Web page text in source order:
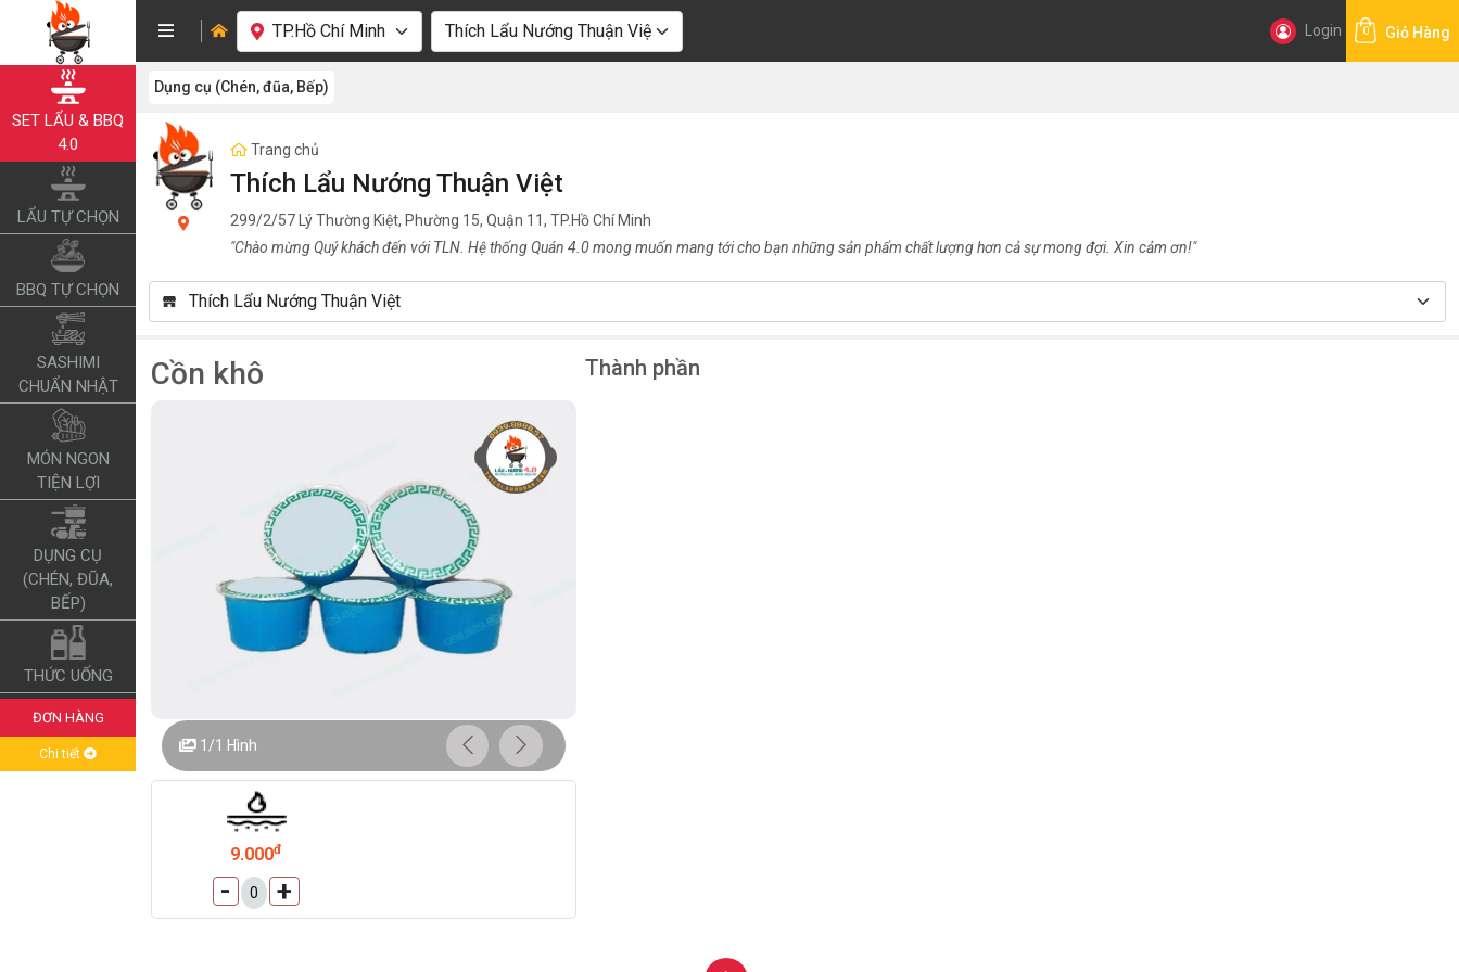
Login 0 Giỏ Hàng
Dụng cụ (Chén, đũa, Bếp)
Trang chủ
Thích Lẩu Nướng Thuận Việt
299/2/57 Lý Thường Kiệt, Phường 15, Quận 11, TP.Hồ Chí Minh
"Chào mừng Quý khách đến với TLN. Hệ thống Quán 4.0 mong muốn mang tới cho bạn những sản phẩm chất lượng hơn cả sự mong đợi. Xin cảm ơn!"
Cồn khô
1/1 Hình
9.000đ
- +
Thành phần
SET LẨU & BBQ
4.0
LẨU TỰ CHỌN
BBQ TỰ CHỌN
SASHIMI
CHUẨN NHẬT
MÓN NGON
TIỆN LỢI
DỤNG CỤ
(CHÉN, ĐŨA,
BẾP)
THỨC UỐNG
ĐƠN HÀNG
Chi tiết